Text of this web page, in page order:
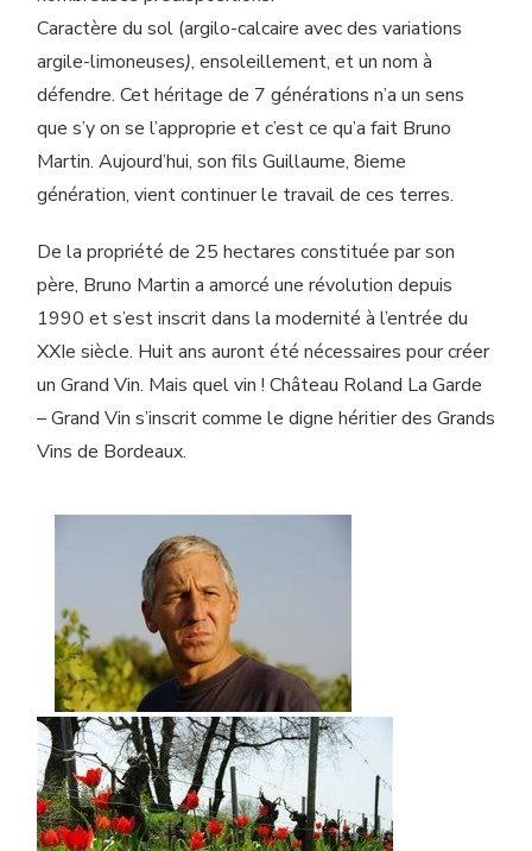
Caractère du sol (argilo-calcaire avec des variations
argile-limoneuses), ensoleillement, et un nom à
défendre. Cet héritage de 7 générations n’a un sens
que s’y on se l’approprie et c’est ce qu’a fait Bruno
Martin. Aujourd’hui, son fils Guillaume, 8ieme
génération, vient continuer le travail de ces terres.
De la propriété de 25 hectares constituée par son
père, Bruno Martin a amorcé une révolution depuis
1990 et s’est inscrit dans la modernité à l’entrée du
XXIe siècle. Huit ans auront été nécessaires pour créer
un Grand Vin. Mais quel vin ! Château Roland La Garde
– Grand Vin s’inscrit comme le digne héritier des Grands
Vins de Bordeaux.